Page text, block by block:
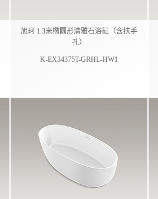
旭珂 1.3米椭圆形清雅石浴缸（含扶手
孔）
K-EX34375T-GRHL-HW1